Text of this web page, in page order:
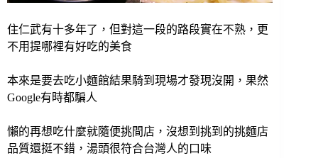
住仁武有十多年了，但對這一段的路段實在不熟，更
不用提哪裡有好吃的美食
本來是要去吃小麵館結果騎到現場才發現沒開，果然
Google有時都騙人
懶的再想吃什麼就隨便挑間店，沒想到挑到的挑麵店
品質還挺不錯，湯頭很符合台灣人的口味